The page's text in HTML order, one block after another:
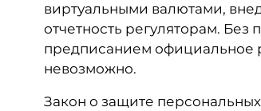
виртуальными валютами,
отчетность регуляторам. Без
предписанием официальное
невозможно.
Закон о защите